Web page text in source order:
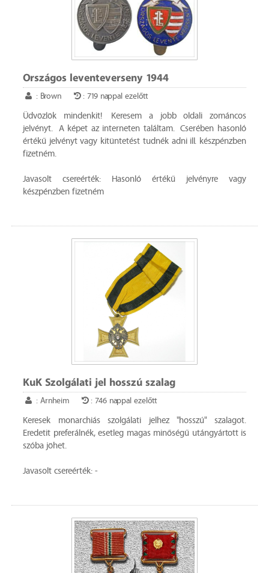
Országos leventeverseny 1944
: Brown : 719 nappal ezelőtt
Üdvözlök mindenkit! Keresem a jobb oldali zománcos
jelvényt. A képet az interneten találtam. Cserében hasonló
értékű jelvényt vagy kitüntetést tudnék adni ill. készpénzben
fizetném.
Javasolt csereérték: Hasonló értékű jelvényre vagy
készpénzben fizetném
KuK Szolgálati jel hosszú szalag
: Arnheim : 746 nappal ezelőtt
Keresek monarchiás szolgálati jelhez "hosszú" szalagot.
Eredetit preferálnék, esetleg magas minőségű utángyártott is
szóba jöhet.
Javasolt csereérték: -